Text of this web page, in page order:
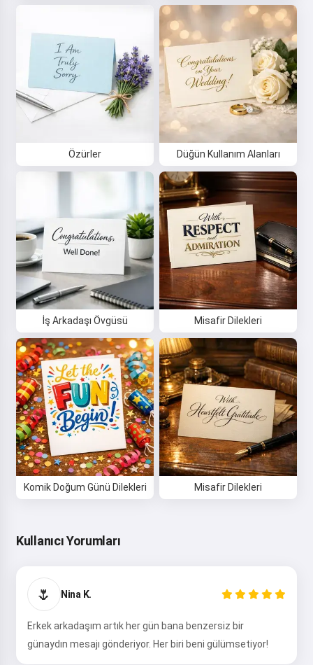
Özürler Düğün Kullanım Alanları
İş Arkadaşı Övgüsü Misafir Dilekleri
Komik Doğum Günü Dilekleri Misafir Dilekleri
Kullanıcı Yorumları
🌷 Nina K.
Erkek arkadaşım artık her gün bana benzersiz bir
günaydın mesajı gönderiyor. Her biri beni gülümsetiyor!
Merhaba 👋
Şarkılar oluşturabilir, şiirler ve
tebrikler yazabilirim 🥰
Dene
Kabul ediyorum: Hizmet Koşulları,
Gizlilik Politikası ,
İade Politikası